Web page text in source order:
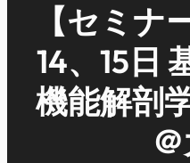
【セミナ
14、15日
機能解剖